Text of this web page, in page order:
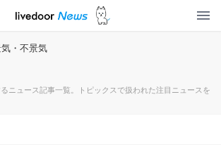
・不景気
ニュース記事一覧。トピックスで扱われた注目ニュースを